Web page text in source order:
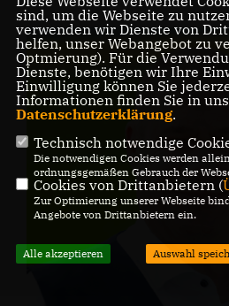
sind, um die Webseite zu
verwenden wir Dienste von
helfen, unser Webangebot zu
Optmierung). Für die
Dienste, benötigen wir Ihre
Einwilligung können Sie
Informationen finden Sie in
Datenschutzerklärung.
Technisch notwendige
Die notwendigen Cookies werden
ordnungsgemäßen Gebrauch der
Cookies von Drittanbietern (
Zur Optimierung unserer Webseite
Angebote von Drittanbietern ein.
Alle akzeptieren Auswahl